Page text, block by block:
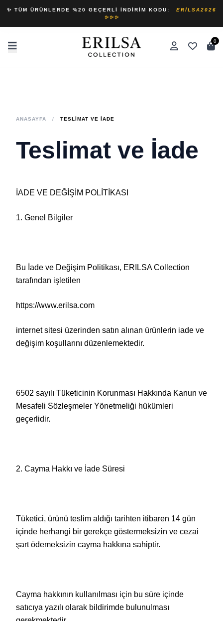
✨ TÜM ÜRÜNLERDE %20 GEÇERLI İNDIRIM KODU:
ERILSA2026
✨✨✨
0
ANASAYFA / TESLIMAT VE İADE
Teslimat ve İade
İADE VE DEĞİŞİM POLİTİKASI
1. Genel Bilgiler
Bu İade ve Değişim Politikası, ERILSA Collection
tarafından işletilen
https://www.erilsa.com
internet sitesi üzerinden satın alınan ürünlerin iade ve
değişim koşullarını düzenlemektedir.
6502 sayılı Tüketicinin Korunması Hakkında Kanun ve
Mesafeli Sözleşmeler Yönetmeliği hükümleri
geçerlidir.
2. Cayma Hakkı ve İade Süresi
Tüketici, ürünü teslim aldığı tarihten itibaren 14 gün
içinde herhangi bir gerekçe göstermeksizin ve cezai
şart ödemeksizin cayma hakkına sahiptir.
Cayma hakkının kullanılması için bu süre içinde
satıcıya yazılı olarak bildirimde bulunulması